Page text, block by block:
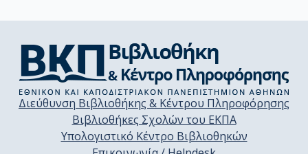
Διεύθυνση Βιβλιοθήκης & Κέντρου Πληροφόρησης
Βιβλιοθήκες Σχολών του ΕΚΠΑ
Υπολογιστικό Κέντρο Βιβλιοθηκών